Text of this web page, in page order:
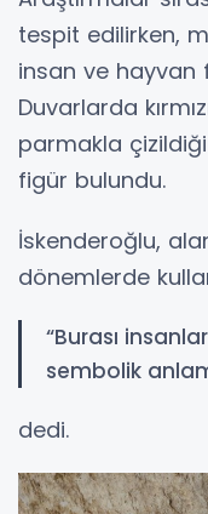
tespit edilirken,
insan ve hayvan
Duvarlarda
parmakla
figür bulundu.
İskenderoğlu,
dönemlerde
“Burası
sembolik
dedi.